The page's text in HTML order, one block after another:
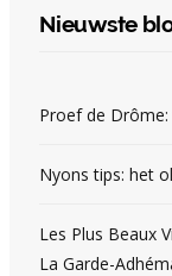
Nieuwste
Proef de
Nyons tips: het
Les Plus Beaux
La Garde-